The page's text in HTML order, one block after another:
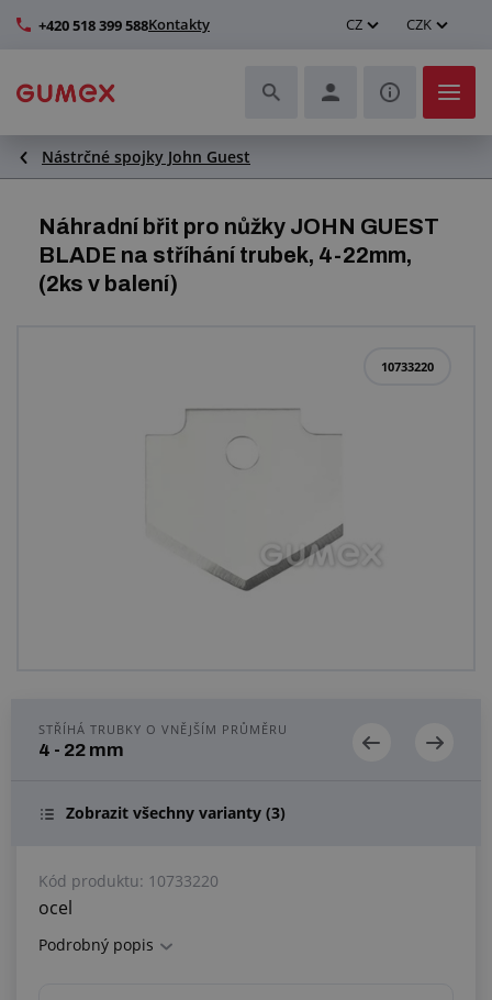
+420 518 399 588Kontakty CZ CZK
Hadice a jejich kompletace
Profily a výroba těsnění
Technické plasty
Nástrčné spojky John Guest
Náhradní břit pro nůžky JOHN GUEST
BLADE na stříhání trubek, 4-22mm,
(2ks v balení)
10733220
STŘÍHÁ TRUBKY O VNĚJŠÍM PRŮMĚRU
4 - 22 mm
Zobrazit všechny varianty (3)
Kód produktu: 10733220
ocel
Podrobný popis